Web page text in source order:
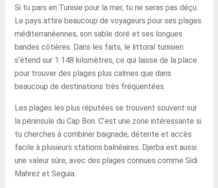
Si tu pars en Tunisie pour la mer, tu ne seras pas déçu.
Le pays attire beaucoup de voyageurs pour ses plages
méditerranéennes, son sable doré et ses longues
bandes côtières. Dans les faits, le littoral tunisien
s’étend sur 1 148 kilomètres, ce qui laisse de la place
pour trouver des plages plus calmes que dans
beaucoup de destinations très fréquentées.
Les plages les plus réputées se trouvent souvent sur
la péninsule du Cap Bon. C’est une zone intéressante si
tu cherches à combiner baignade, détente et accès
facile à plusieurs stations balnéaires. Djerba est aussi
une valeur sûre, avec des plages connues comme Sidi
Mahrez et Seguia.